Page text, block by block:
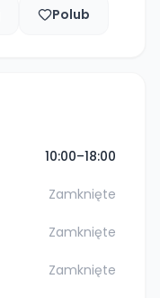
Polub
10:00–18:00
Zamknięte
Zamknięte
Zamknięte